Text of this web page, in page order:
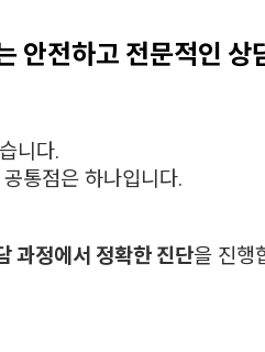
안전하고 전문적인 상
니다.
통점은 하나입니다.
과정에서 정확한 진단을 진행